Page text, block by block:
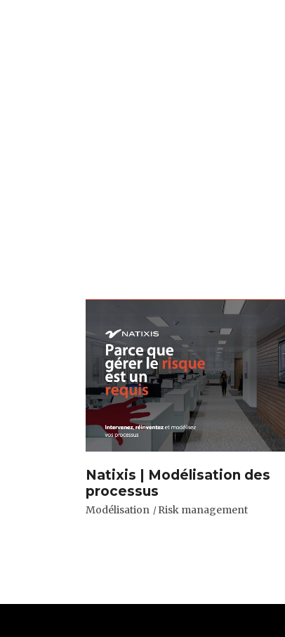
Natixis | Modélisation des
processus
Modélisation Risk management